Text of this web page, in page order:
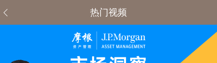
热门视频